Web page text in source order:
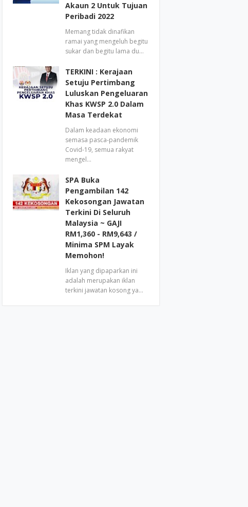
Akaun 2 Untuk Tujuan
Peribadi 2022
Memang tidak dinafikan
ramai yang mengeluh begitu
sukar dan begitu lama du…
TERKINI : Kerajaan
Setuju Pertimbang
Luluskan Pengeluaran
Khas KWSP 2.0 Dalam
Masa Terdekat
Dalam keadaan ekonomi
semasa pasca-pandemik
Covid-19, semua rakyat
mengel…
SPA Buka
Pengambilan 142
Kekosongan Jawatan
Terkini Di Seluruh
Malaysia ~ GAJI
RM1,360 - RM9,643 /
Minima SPM Layak
Memohon!
Iklan yang dipaparkan ini
adalah merupakan iklan
terkini jawatan kosong ya…